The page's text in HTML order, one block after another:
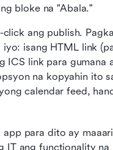
bloke na "Abala."
ang publish.
isang HTML link
ICS link para gumana
na kopyahin ito
calendar feed,
para dito ay
IT ang functionality